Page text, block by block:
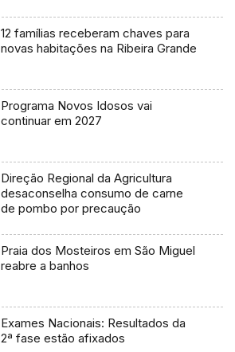
12 famílias receberam chaves para
novas habitações na Ribeira Grande
Programa Novos Idosos vai
continuar em 2027
Direção Regional da Agricultura
desaconselha consumo de carne
de pombo por precaução
Praia dos Mosteiros em São Miguel
reabre a banhos
Exames Nacionais: Resultados da
2ª fase estão afixados